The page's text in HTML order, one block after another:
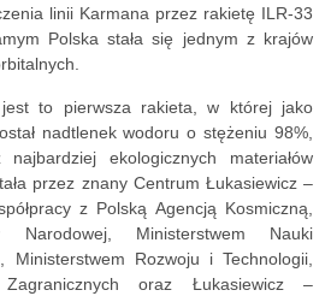
linii Karmana przez rakietę ILR-33
Polska stała się jednym z krajów
to pierwsza rakieta, w której jako
nadtlenek wodoru o stężeniu 98%,
ekologicznych materiałów
przez znany Centrum Łukasiewicz –
z Polską Agencją Kosmiczną,
Narodowej, Ministerstwem Nauki
Ministerstwem Rozwoju i Technologii,
oraz Łukasiewicz –